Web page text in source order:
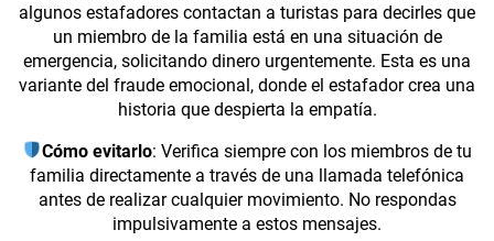
algunos estafadores contactan a turistas para decirles que
un miembro de la familia está en una situación de
emergencia, solicitando dinero urgentemente. Esta es una
variante del fraude emocional, donde el estafador crea una
historia que despierta la empatía.
Cómo evitarlo: Verifica siempre con los miembros de tu
familia directamente a través de una llamada telefónica
antes de realizar cualquier movimiento. No respondas
impulsivamente a estos mensajes.